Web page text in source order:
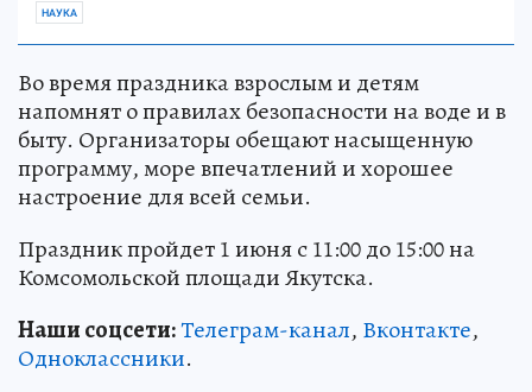
НАУКА
Во время праздника взрослым и детям
напомнят о правилах безопасности на воде и в
быту. Организаторы обещают насыщенную
программу, море впечатлений и хорошее
настроение для всей семьи.
Праздник пройдет 1 июня с 11:00 до 15:00 на
Комсомольской площади Якутска.
Наши соцсети:Телеграм-канал, Вконтакте,
Одноклассники.